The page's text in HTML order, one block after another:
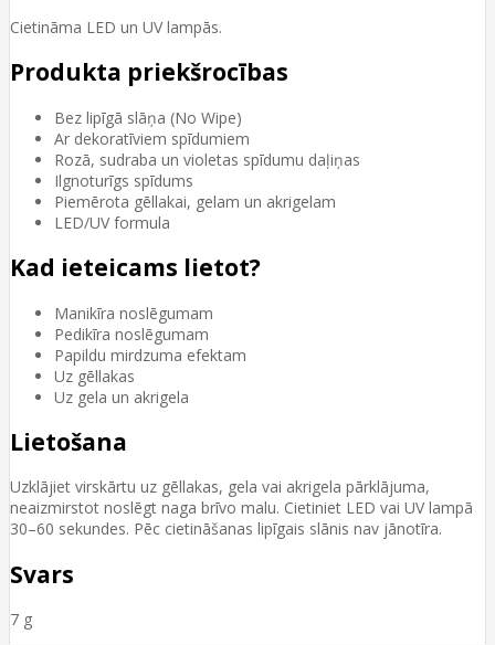
Cietināma LED un UV lampās.
Produkta priekšrocības
Bez lipīgā slāņa (No Wipe)
Ar dekoratīviem spīdumiem
Rozā, sudraba un violetas spīdumu daļiņas
Ilgnoturīgs spīdums
Piemērota gēllakai, gelam un akrigelam
LED/UV formula
Kad ieteicams lietot?
Manikīra noslēgumam
Pedikīra noslēgumam
Papildu mirdzuma efektam
Uz gēllakas
Uz gela un akrigela
Lietošana
Uzklājiet virskārtu uz gēllakas, gela vai akrigela pārklājuma,
neaizmirstot noslēgt naga brīvo malu. Cietiniet LED vai UV lampā
30–60 sekundes. Pēc cietināšanas lipīgais slānis nav jānotīra.
Svars
7 g